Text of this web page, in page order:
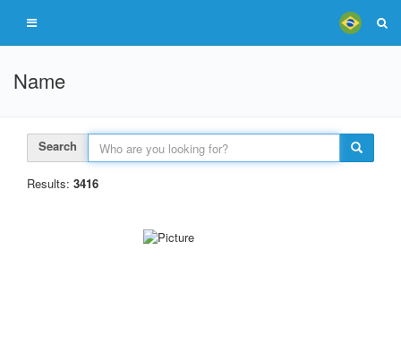
Name
Search
Results: 3416